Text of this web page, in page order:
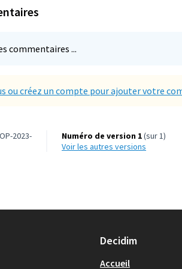
commentaires ...
ou créez un compte pour ajouter votre
2023-
Numéro de version 1(sur 1)
voir les autres versions
Decidim
Accueil